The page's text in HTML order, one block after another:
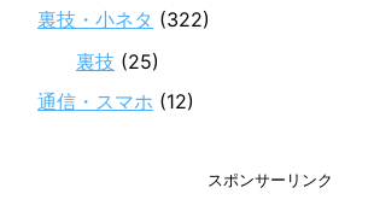
裏技・小ネタ (322)
裏技 (25)
通信・スマホ (12)
スポンサーリンク